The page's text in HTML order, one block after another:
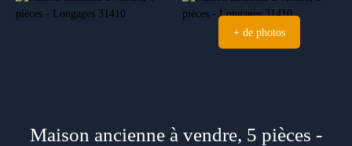
Estimation
+ de photos
Maison ancienne à vendre, 5 pièces -